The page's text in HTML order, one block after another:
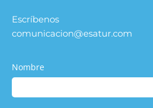
Escríbenos
comunicacion@esatur.com
Nombre